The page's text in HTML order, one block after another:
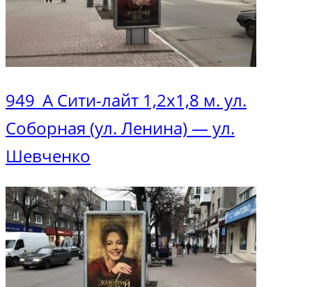
949_А Сити-лайт 1,2х1,8 м. ул.
Соборная (ул. Ленина) — ул.
Шевченко